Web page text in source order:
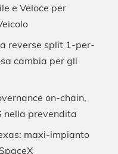
e Veloce per
reverse split 1-per-
cambia per gli
on-chain,
nella prevendita
maxi-impianto